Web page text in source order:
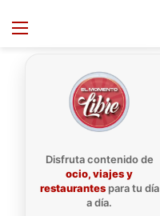
Menu
Disfruta contenido de
ocio, viajes y
restaurantespara tu día
a día.